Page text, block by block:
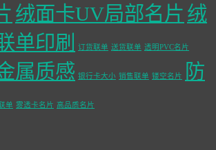
绒面卡UV局部名片 绒
单印刷 订货联单 送货联单 透明PVC名片
属质感 银行卡大小 销售联单 镂空名片
防
单 雾透卡名片 高品质名片